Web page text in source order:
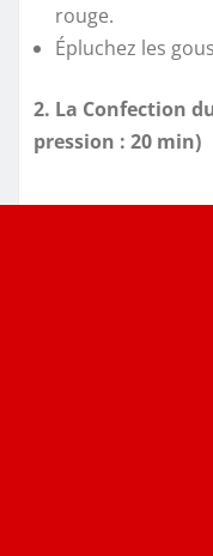
rouge.
Épluchez les
2. La Confection
pression : 20 min)